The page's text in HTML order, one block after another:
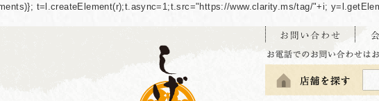
t=l.createElement(r);t.async=1;t.src="https://www.clarity.ms/tag/"+i;